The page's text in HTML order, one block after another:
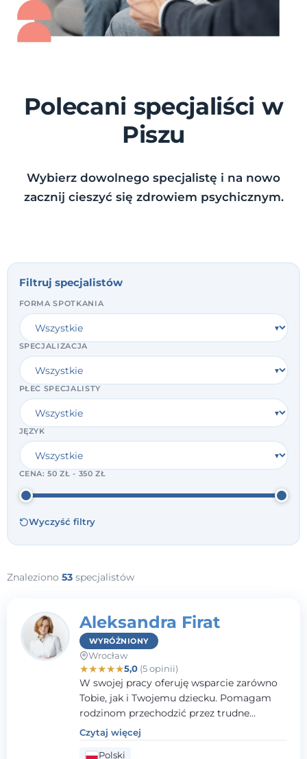
Polecani specjaliści w
Piszu
Wybierz dowolnego specjalistę i na nowo
zacznij cieszyć się zdrowiem psychicznym.
Filtruj specjalistów
FORMA SPOTKANIA
SPECJALIZACJA
PŁEĆ SPECJALISTY
JĘZYK
CENA:50 ZŁ - 350 ZŁ
Wyczyść filtry
Znaleziono 53 specjalistów
Aleksandra Firat
WYRÓŻNIONY
Wrocław
★★★★★5,0(5 opinii)
W swojej pracy oferuję wsparcie zarówno
Tobie, jak i Twojemu dziecku. Pomagam
rodzinom przechodzić przez trudne
momenty, opierając współpracę na
wzajemnym zaufaniu i otwartej
Czytaj więcej
Polski